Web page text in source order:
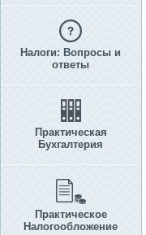
Налоги: Вопросы и
ответы
Практическая
Бухгалтерия
Практическое
Налогообложение